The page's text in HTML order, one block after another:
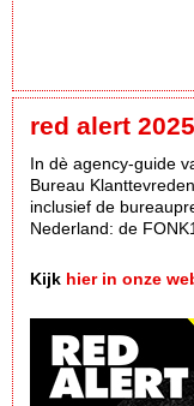
red alert 2025
In dè agency-guide
Bureau
inclusief de
Nederland: de
Kijk hier in onze